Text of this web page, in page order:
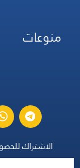
منوعات
الاشتراك